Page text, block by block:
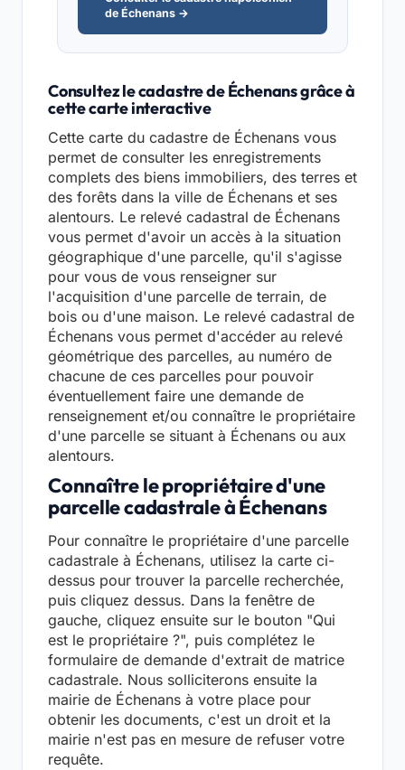
de Échenans →
Consultez le cadastre de Échenans grâce à
cette carte interactive
Cette carte du cadastre de Échenans vous
permet de consulter les enregistrements
complets des biens immobiliers, des terres et
des forêts dans la ville de Échenans et ses
alentours. Le relevé cadastral de Échenans
vous permet d'avoir un accès à la situation
géographique d'une parcelle, qu'il s'agisse
pour vous de vous renseigner sur
l'acquisition d'une parcelle de terrain, de
bois ou d'une maison. Le relevé cadastral de
Échenans vous permet d'accéder au relevé
géométrique des parcelles, au numéro de
chacune de ces parcelles pour pouvoir
éventuellement faire une demande de
renseignement et/ou connaître le propriétaire
d'une parcelle se situant à Échenans ou aux
alentours.
Connaître le propriétaire d'une
parcelle cadastrale à Échenans
Pour connaître le propriétaire d'une parcelle
cadastrale à Échenans, utilisez la carte ci-
dessus pour trouver la parcelle recherchée,
puis cliquez dessus. Dans la fenêtre de
gauche, cliquez ensuite sur le bouton "Qui
est le propriétaire ?", puis complétez le
formulaire de demande d'extrait de matrice
cadastrale. Nous solliciterons ensuite la
mairie de Échenans à votre place pour
obtenir les documents, c'est un droit et la
mairie n'est pas en mesure de refuser votre
requête.